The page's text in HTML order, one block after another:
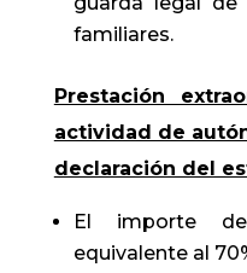
familiares.
Prestación
actividad de
declaración del
El importe
equivalente al